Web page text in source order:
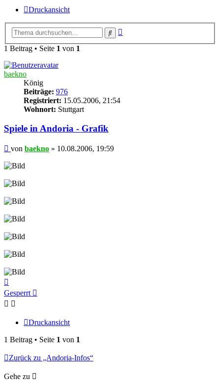
Druckansicht
Suche
1 Beitrag • Seite 1 von 1
baekno
König
Beiträge: 976
Registriert: 15.05.2006, 21:54
Wohnort: Stuttgart
Spiele in Andoria - Grafik
Beitrag
von baekno » 10.08.2006, 19:59
oben
Gesperrt
Druckansicht
1 Beitrag • Seite 1 von 1
Zurück zu „Andoria-Infos“
Gehe zu